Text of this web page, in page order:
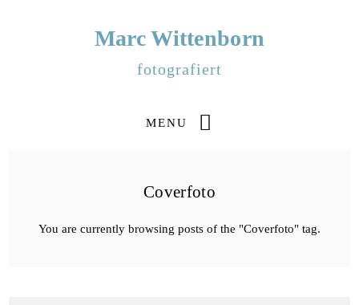
Marc Wittenborn
fotografiert
MENU
Coverfoto
You are currently browsing posts of the "Coverfoto" tag.